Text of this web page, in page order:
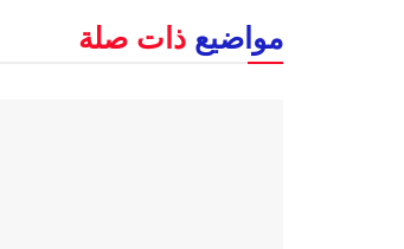
مواضيع ذات صلة